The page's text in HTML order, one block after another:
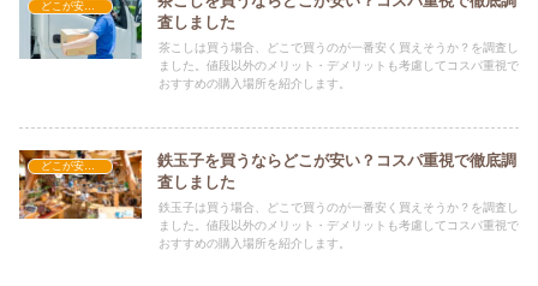
どこが安い？-調理器具・食器類
査しました
茶こしは買う場合、どこで買うのが一番安く買えそうか？を調査し
ました。値段以外のメリット・デメリットも考慮してコスパ重視で
おすすめの購入場所を紹介します。
どこが安い？-調理器具・食器類
鉄玉子を買うならどこが安い？コスパ重視で徹底調
査しました
鉄玉子は買う場合、どこで買うのが一番安く買えそうか？を調査し
ました。値段以外のメリット・デメリットも考慮してコスパ重視で
おすすめの購入場所を紹介します。